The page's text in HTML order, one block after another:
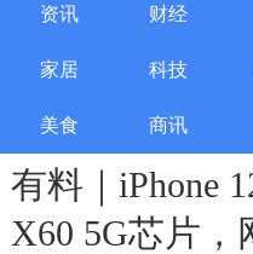
资讯 财经
家居 科技
美食 商讯
有料｜iPhone
X60 5G芯片，